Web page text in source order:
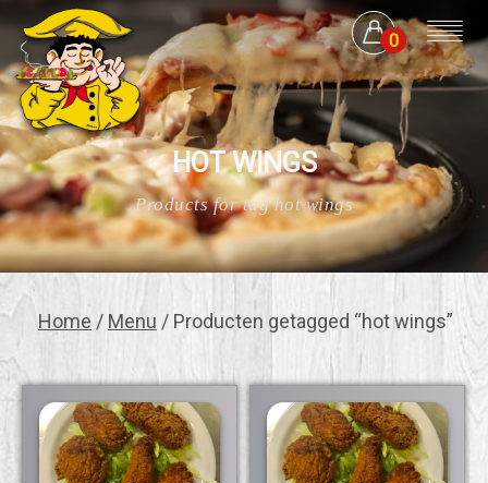
0
HOT WINGS
Products for tag hot wings
Home / Menu / Producten getagged “hot wings”